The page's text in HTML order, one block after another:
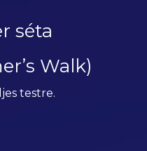
séta
Walk)
testre.